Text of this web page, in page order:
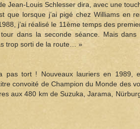
Jean-Louis Schlesser dira, avec une
que lorsque j’ai pigé chez Williams en
j’ai réalisé le 11ème temps des
dans la seconde séance. Mais dans
trop sorti de la route… »
pas tort ! Nouveaux lauriers en 1989,
convoité de Champion du Monde des
aux 480 km de Suzuka, Jarama,